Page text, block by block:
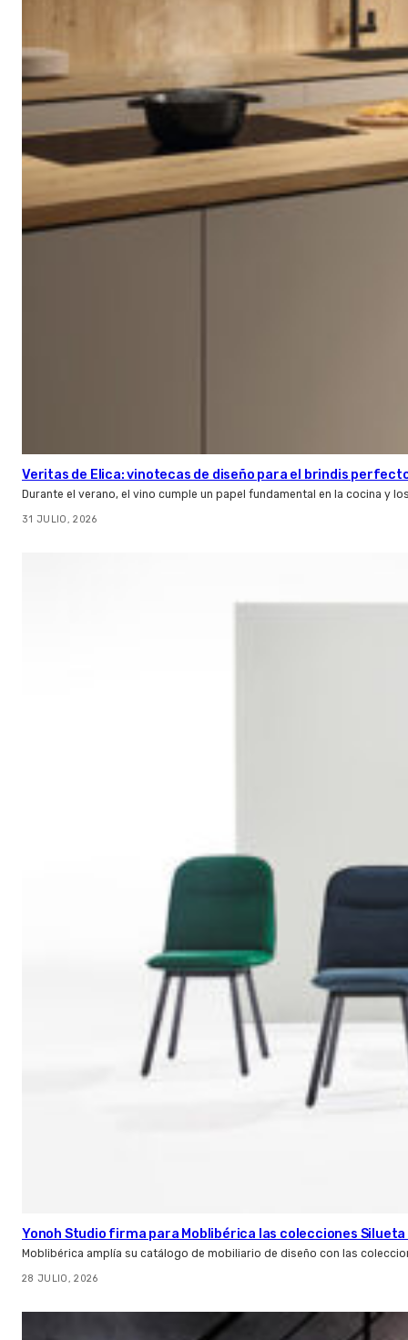
Veritas de Elica: vinotecas de diseño para el brindis
Durante el verano, el vino cumple un papel fundamental en la cocina y
31 JULIO, 2026
Yonoh Studio firma para Moblibérica las colecciones Silueta
Moblibérica amplía su catálogo de mobiliario de diseño con las
28 JULIO, 2026